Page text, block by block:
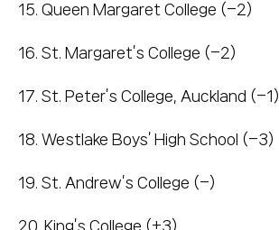
15. Queen Margaret College (–2)
16. St. Margaret’s College (–2)
17. St. Peter’s College, Auckland (–1)
18. Westlake Boys’ High School (–3)
19. St. Andrew’s College (–)
20. King’s College (+3)